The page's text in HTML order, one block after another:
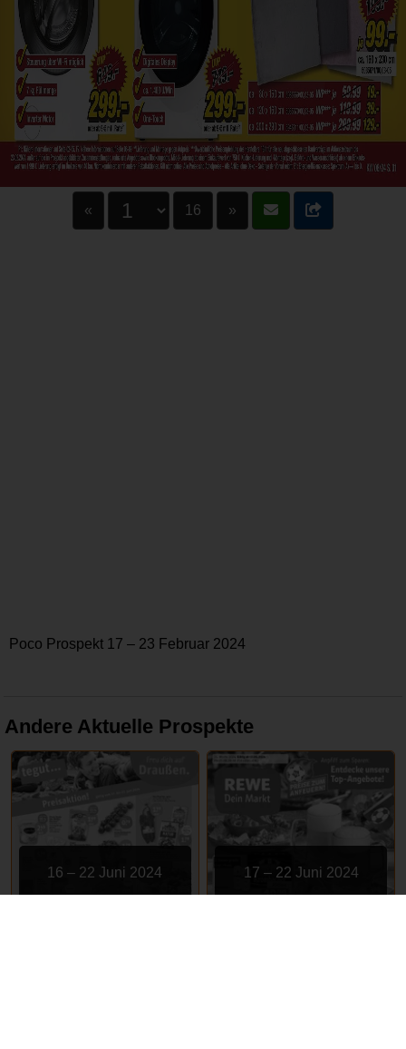
« 16 »
Poco Prospekt 17 – 23 Februar 2024
Andere Aktuelle Prospekte
16 – 22 Juni 2024 17 – 22 Juni 2024